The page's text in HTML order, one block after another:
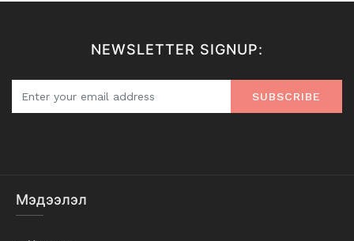
NEWSLETTER SIGNUP:
SUBSCRIBE
Мэдээлэл